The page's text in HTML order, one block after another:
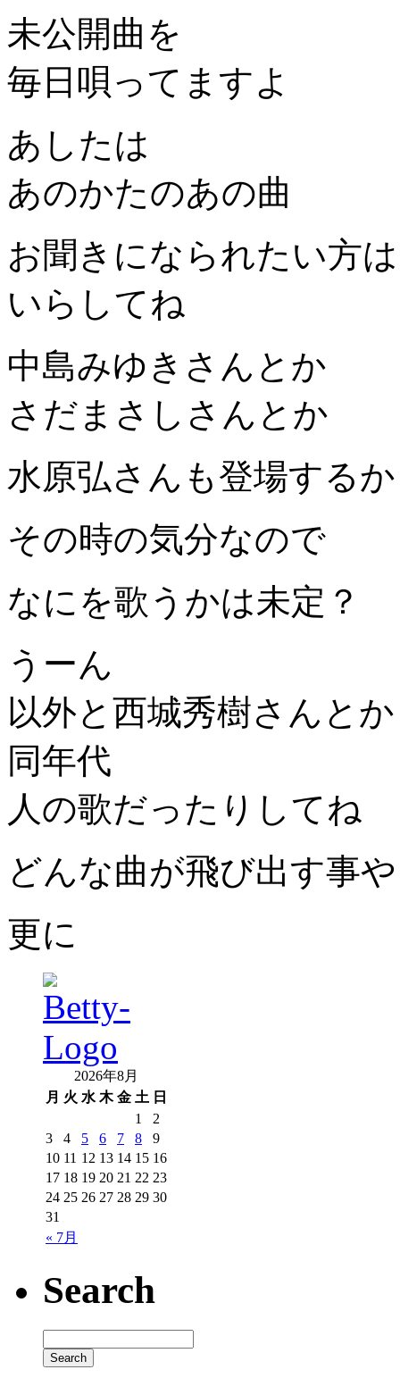
未公開曲を
毎日唄ってますよ
あしたは
あのかたのあの曲
お聞きになられたい方は
いらしてね
中島みゆきさんとか
さだまさしさんとか
水原弘さんも登場する
その時の気分なので
なにを歌うかは未定？
うーん
以外と西城秀樹さんとか
同年代
人の歌だったりしてね
どんな曲が飛び出す事
更に
2026年8月
月 火 水 木 金 土 日
« 7月
1
2
3
4 5 6 7 8
9
10 11 12 13 14 15 16
17 18 19 20 21 22 23
24 25 26 27 28 29 30
31
Search